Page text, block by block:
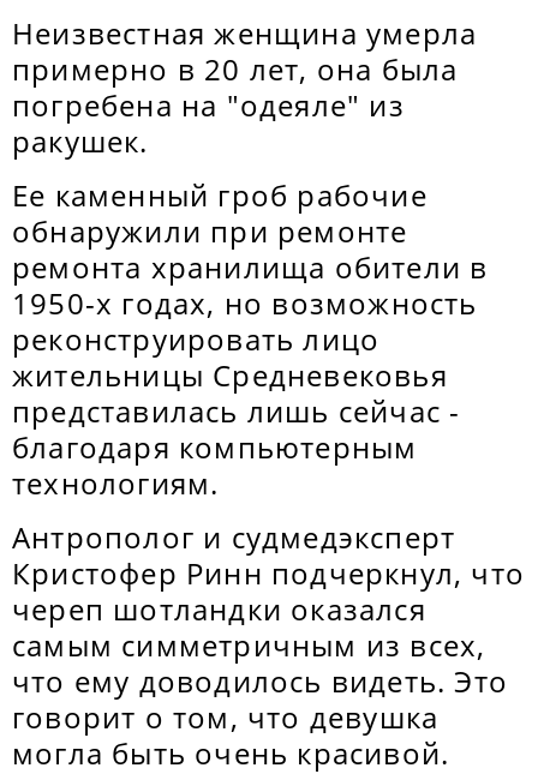
Неизвестная женщина умерла
примерно в 20 лет, она была
погребена на "одеяле" из
ракушек.
Ее каменный гроб рабочие
обнаружили при ремонте
ремонта хранилища обители в
1950-х годах, но возможность
реконструировать лицо
жительницы Средневековья
представилась лишь сейчас -
благодаря компьютерным
технологиям.
Антрополог и судмедэксперт
Кристофер Ринн подчеркнул, что
череп шотландки оказался
самым симметричным из всех,
что ему доводилось видеть. Это
говорит о том, что девушка
могла быть очень красивой.